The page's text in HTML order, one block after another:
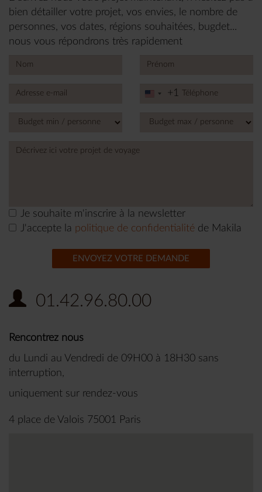
bien détailler votre projet, vos envies, le nombre de
personnes, vos dates, régions souhaitées, bugdet...
nous vous répondrons très rapidement
United
+1
+1
Je souhaite m'inscrire à la newsletter
J'accepte la politique de confidentialité de Makila
ENVOYEZ VOTRE DEMANDE
01.42.96.80.00
Rencontrez nous
du Lundi au Vendredi de 09H00 à 18H30 sans
interruption,
uniquement sur rendez-vous
4 place de Valois 75001 Paris